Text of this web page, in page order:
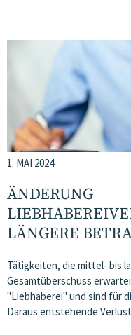
1. MAI 2024
ÄNDERUNG
LÄNGERE
Tätigkeiten, die mittel- bis
Gesamtüberschuss
"Liebhaberei" und sind für
Daraus entstehende